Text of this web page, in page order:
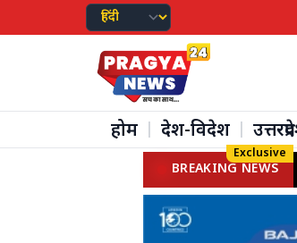
होम देश-विदेश
BREAKING NEWS
Exclusive